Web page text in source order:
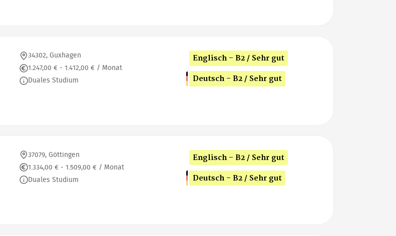
34302, Guxhagen
1.247,00 € - 1.412,00 € / Monat
Duales Studium
Englisch - B2 / Sehr gut
Deutsch - B2 / Sehr gut
37079, Göttingen
1.334,00 € - 1.509,00 € / Monat
Duales Studium
Englisch - B2 / Sehr gut
Deutsch - B2 / Sehr gut